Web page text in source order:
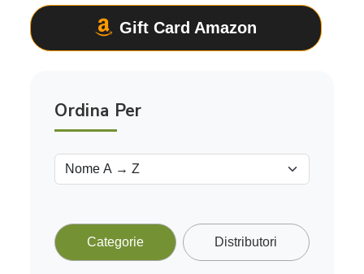
Gift Card Amazon
Ordina Per
Categorie Distributori